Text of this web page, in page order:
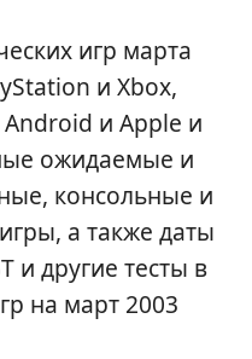
игр марта
и Xbox,
и Apple и
ожидаемые и
консольные и
а также даты
и другие тесты в
на март 2003